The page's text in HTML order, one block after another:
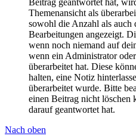
Beitrag geantwortet hat,
Themenansicht als
sowohl die Anzahl als auch
Bearbeitungen angezeigt.
wenn noch niemand auf
wenn ein Administrator
überarbeitet hat. Diese
halten, eine Notiz
überarbeitet wurde. Bitte
einen Beitrag nicht löschen
darauf geantwortet hat.
Nach oben